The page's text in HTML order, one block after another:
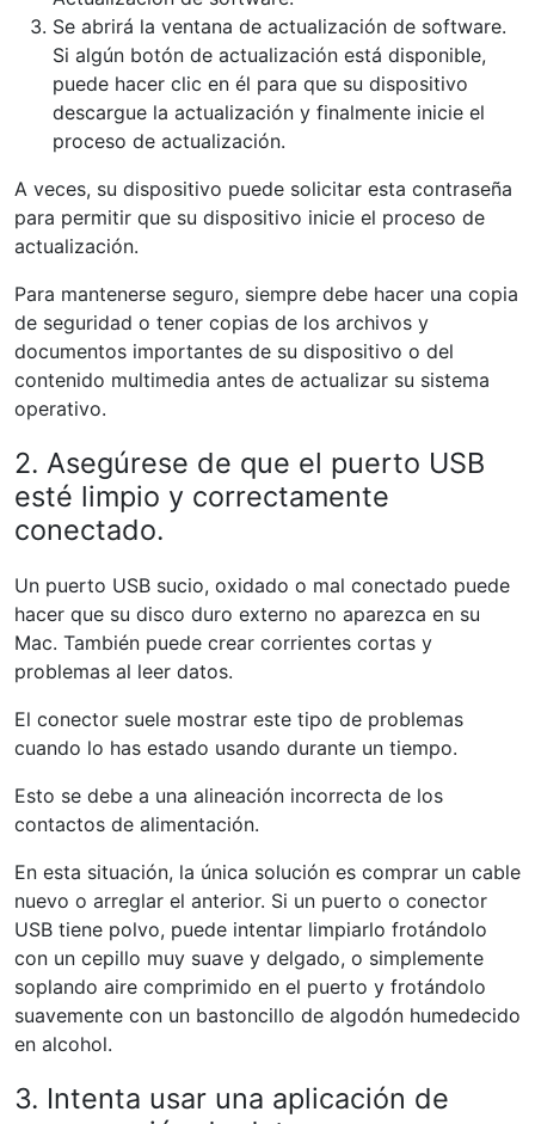
Se abrirá la ventana de actualización de software.
Si algún botón de actualización está disponible,
puede hacer clic en él para que su dispositivo
descargue la actualización y finalmente inicie el
proceso de actualización.
A veces, su dispositivo puede solicitar esta contraseña
para permitir que su dispositivo inicie el proceso de
actualización.
Para mantenerse seguro, siempre debe hacer una copia
de seguridad o tener copias de los archivos y
documentos importantes de su dispositivo o del
contenido multimedia antes de actualizar su sistema
operativo.
2. Asegúrese de que el puerto USB
esté limpio y correctamente
conectado.
Un puerto USB sucio, oxidado o mal conectado puede
hacer que su disco duro externo no aparezca en su
Mac. También puede crear corrientes cortas y
problemas al leer datos.
El conector suele mostrar este tipo de problemas
cuando lo has estado usando durante un tiempo.
Esto se debe a una alineación incorrecta de los
contactos de alimentación.
En esta situación, la única solución es comprar un cable
nuevo o arreglar el anterior. Si un puerto o conector
USB tiene polvo, puede intentar limpiarlo frotándolo
con un cepillo muy suave y delgado, o simplemente
soplando aire comprimido en el puerto y frotándolo
suavemente con un bastoncillo de algodón humedecido
en alcohol.
3. Intenta usar una aplicación de